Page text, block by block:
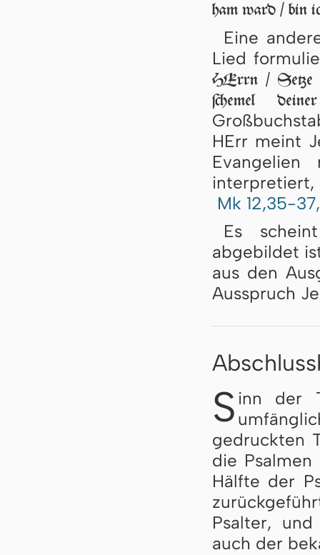
ham ward / bin
Eine
Lied
HErrn / Setze
ſchemel
HErr meint
Mk 12,35-
Es
abgebildet
aus den
Ausspruch
S inn der
gedruckten
die
Hälfte der
Psalter,
auch der